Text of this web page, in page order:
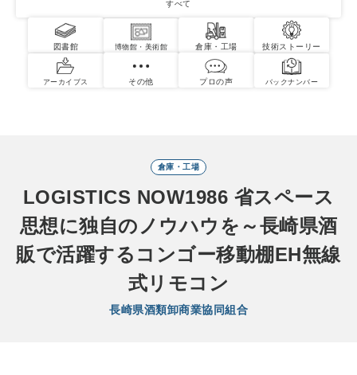
すべて
図書館 博物館・美術館 倉庫・工場 技術ストーリー
アーカイブス その他 プロの声 バックナンバー
倉庫・工場
LOGISTICS NOW1986 省スペース
思想に独自のノウハウを～長崎県酒
販で活躍するコンゴー移動棚EH無線
式リモコン
長崎県酒類卸商業協同組合